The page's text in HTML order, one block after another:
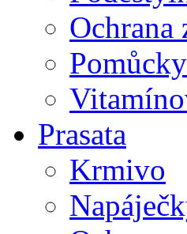
Ochrana
Prasata
Krmivo